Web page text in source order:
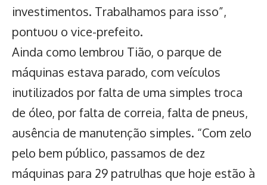
investimentos. Trabalhamos para isso”,
pontuou o vice-prefeito.
Ainda como lembrou Tião, o parque de
máquinas estava parado, com veículos
inutilizados por falta de uma simples troca
de óleo, por falta de correia, falta de pneus,
ausência de manutenção simples. “Com zelo
pelo bem público, passamos de dez
máquinas para 29 patrulhas que hoje estão à